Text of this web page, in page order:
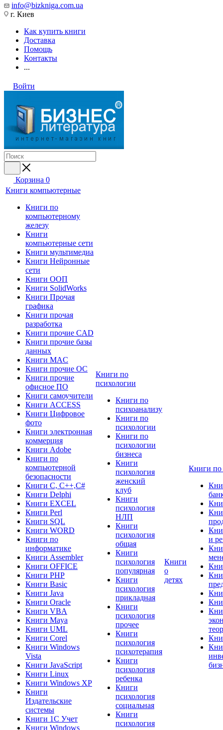
info@bizkniga.com.ua
г. Киев
Как купить книги
Доставка
Помощь
Контакты
...
Войти
Корзина 0
Книги компьютерные
Книги по
компьютерному
железу
Книги
компьютерные сети
Книги мультимедиа
Книги Нейронные
сети
Книги ООП
Книги SolidWorks
Книги Прочая
графика
Книги прочая
разработка
Книги прочие CAD
Книги прочие базы
данных
Книги MAC
Книги прочие ОС
Книги прочие
офисное ПО
Книги самоучители
Книги ACCESS
Книги Цифровое
фото
Книги электронная
коммерция
Книги Adobe
Книги по
компьютерной
безопасности
Книги C, C++,С#
Книги Delphi
Книги EXCEL
Книги Perl
Книги SQL
Книги WORD
Книги по
информатике
Книги Assembler
Книги OFFICE
Книги PHP
Книги Basic
Книги Java
Книги Oracle
Книги VBA
Книги Maya
Книги UML
Книги Corel
Книги Windows
Vista
Книги JavaScript
Книги Linux
Книги Windows XP
Книги
Издательские
системы
Книги 1C Учет
Книги Windows
Книги по
психологии
Книги по
психоанализу
Книги по
психологии
Книги по
психологии
бизнеса
Книги
психология
женский
клуб
Книги
психология
НЛП
Книги
психология
общая
Книги
психология
популярная
Книги
психология
прикладная
Книги
психология
прочее
Книги
психология
психотерапия
Книги
психология
ребенка
Книги
психология
социальная
Книги
психология
Книги
о
детях
Книги по
и